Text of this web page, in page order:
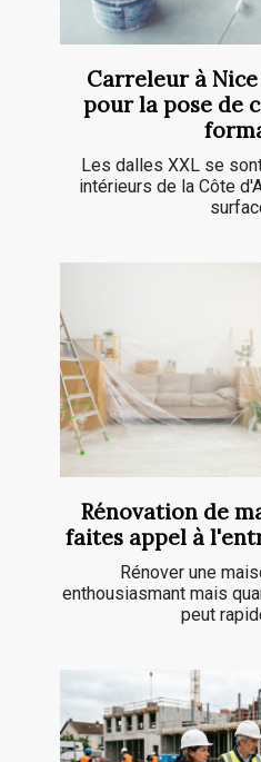
Carreleur à
pour la pose de
Les dalles XXL se
intérieurs de la Côte
Rénovation de
faites appel à
Rénover une
enthousiasmant mais
peut